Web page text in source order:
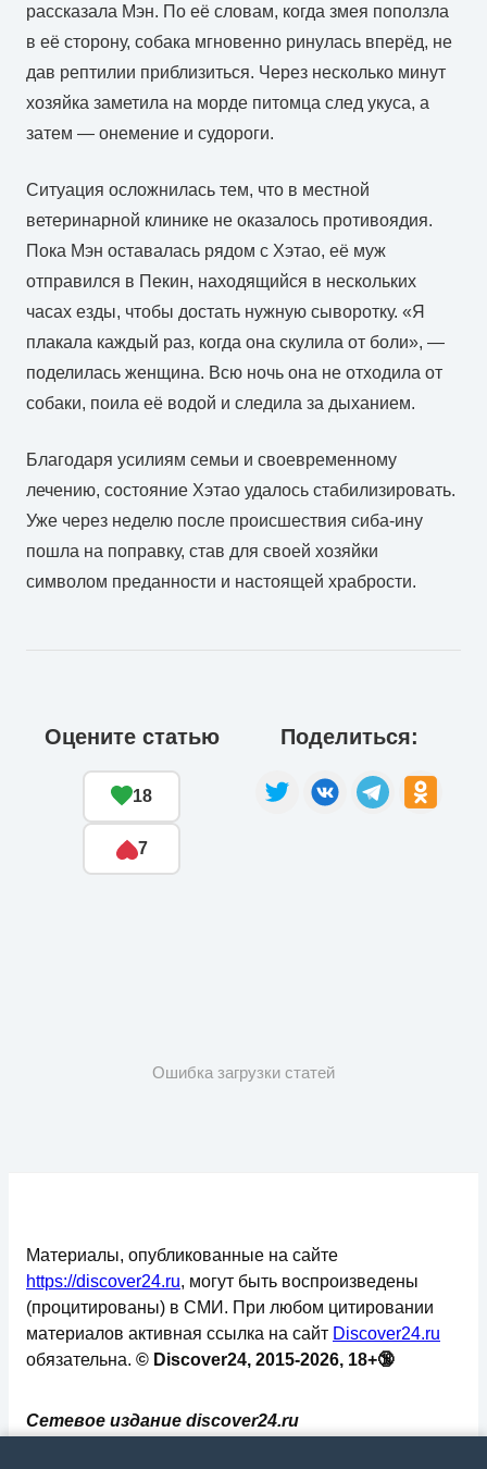
рассказала Мэн. По её словам, когда змея поползла
в её сторону, собака мгновенно ринулась вперёд, не
дав рептилии приблизиться. Через несколько минут
хозяйка заметила на морде питомца след укуса, а
затем — онемение и судороги.
Ситуация осложнилась тем, что в местной
ветеринарной клинике не оказалось противоядия.
Пока Мэн оставалась рядом с Хэтао, её муж
отправился в Пекин, находящийся в нескольких
часах езды, чтобы достать нужную сыворотку. «Я
плакала каждый раз, когда она скулила от боли», —
поделилась женщина. Всю ночь она не отходила от
собаки, поила её водой и следила за дыханием.
Благодаря усилиям семьи и своевременному
лечению, состояние Хэтао удалось стабилизировать.
Уже через неделю после происшествия сиба-ину
пошла на поправку, став для своей хозяйки
символом преданности и настоящей храбрости.
Оцените статью
18
7
Поделиться:
Ошибка загрузки статей
Сетевое издание discover24.ru
Материалы, опубликованные на сайте
https://discover24.ru, могут быть воспроизведены
(процитированы) в СМИ. При любом цитировании
материалов активная ссылка на сайт Discover24.ru
обязательна. © Discover24, 2015-2026, 18+🔞